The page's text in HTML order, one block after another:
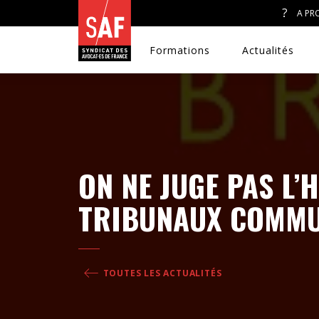
A
Formations Actualités
CONGRÈS DU SAF
DÉFENSE PÉNALE
DISCRIMINATIONS
ON NE JUGE PAS
TRIBUNAUX
TOUTES LES ACTUALITÉS